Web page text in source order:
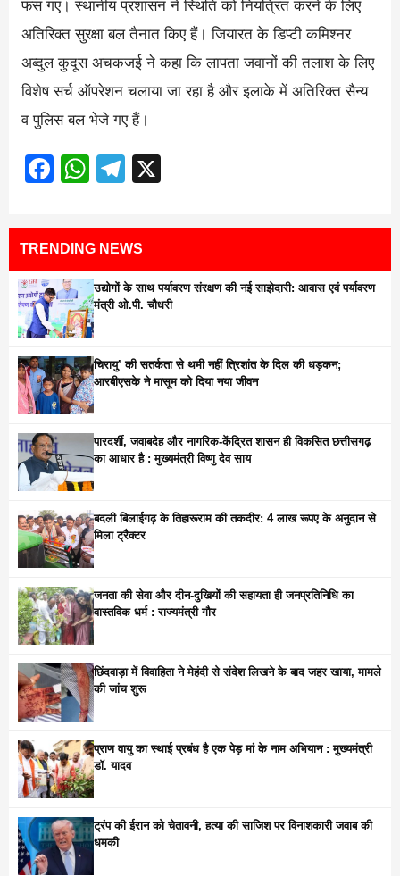
फंस गए। स्थानीय प्रशासन ने स्थिति को नियंत्रित करने के लिए
अतिरिक्त सुरक्षा बल तैनात किए हैं। जियारत के डिप्टी कमिश्नर
अब्दुल कुदूस अचकजई ने कहा कि लापता जवानों की तलाश के लिए
विशेष सर्च ऑपरेशन चलाया जा रहा है और इलाके में अतिरिक्त सैन्य
व पुलिस बल भेजे गए हैं।
Facebook
WhatsApp
Telegram
TRENDING NEWS
उद्योगों के साथ पर्यावरण संरक्षण की नई साझेदारी: आवास एवं पर्यावरण
मंत्री ओ.पी. चौधरी
चिरायु’ की सतर्कता से थमी नहीं त्रिशांत के दिल की धड़कन;
आरबीएसके ने मासूम को दिया नया जीवन
पारदर्शी, जवाबदेह और नागरिक-केंद्रित शासन ही विकसित छत्तीसगढ़
का आधार है : मुख्यमंत्री विष्णु देव साय
बदली बिलाईगढ़ के तिहारूराम की तकदीर: 4 लाख रूपए के अनुदान से
मिला ट्रैक्टर
जनता की सेवा और दीन-दुखियों की सहायता ही जनप्रतिनिधि का
वास्तविक धर्म : राज्यमंत्री गौर
छिंदवाड़ा में विवाहिता ने मेहंदी से संदेश लिखने के बाद जहर खाया, मामले
की जांच शुरू
प्राण वायु का स्थाई प्रबंध है एक पेड़ मां के नाम अभियान : मुख्यमंत्री
डॉ. यादव
ट्रंप की ईरान को चेतावनी, हत्या की साजिश पर विनाशकारी जवाब की
धमकी